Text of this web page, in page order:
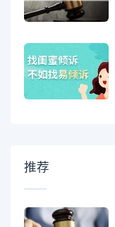
推荐